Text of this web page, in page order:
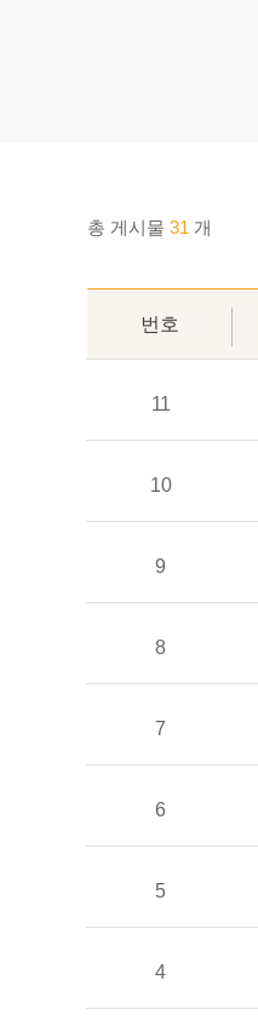
총 게시물 31 개
번호
11
10
9
8
7
6
5
4